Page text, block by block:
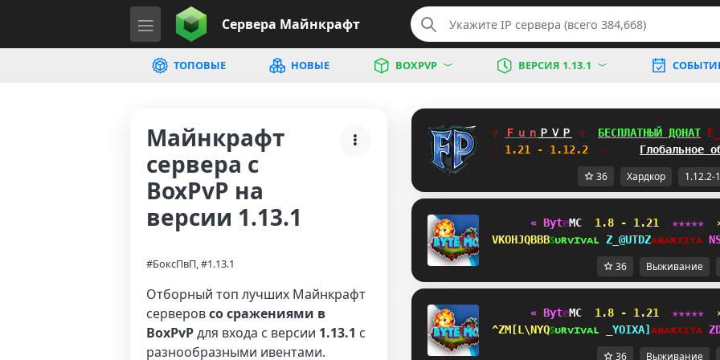
Сервера Майнкрафт
ТОПОВЫЕ НОВЫЕ BOXPVP ВЕРСИЯ 1.13.1
Майнкрафт
сервера с
BoxPvP на
версии 1.13.1
#БоксПвП, #1.13.1
Отборный топ лучших Майнкрафт
серверовсо сражениями в
BoxPvPдля входа с версии 1.13.1 с
разнообразными ивентами.
✞ Ｆｕｎ ＰＶＰ ✞ БЕСПЛАТНЫЙ ДОНАТ \X
☆ 1.21 - 1.12.2 ☆ Глобальное
36 Хардкор 1.12.2-
« ByteMC 1.8 - 1.21 ✭✭✭✭✭
VYDCRCUCGꜱᴜʀᴠɪᴠᴀʟ @CA\WM@ᴀɴᴀʀxɪʏᴀ
36 Выживание
« ByteMC 1.8 - 1.21 ✭✭✭✭✭
]BMNH@PBEꜱᴜʀᴠɪᴠᴀʟ TSHAFXE ᴀɴᴀʀxɪʏᴀ
36 Выживание